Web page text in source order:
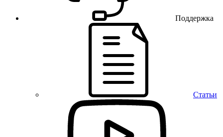
Поддержка
Статьи